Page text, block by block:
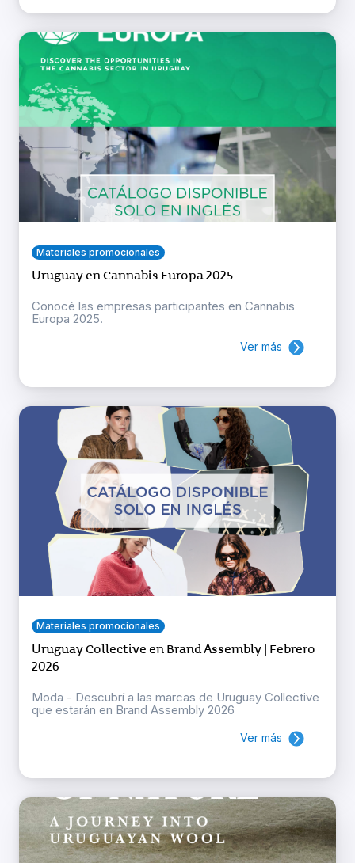
Materiales promocionales
Uruguay en Cannabis Europa 2025
Conocé las empresas participantes en Cannabis
Europa 2025.
Ver más
Materiales promocionales
Uruguay Collective en Brand Assembly | Febrero
2026
Moda - Descubrí a las marcas de Uruguay Collective
que estarán en Brand Assembly 2026
Ver más